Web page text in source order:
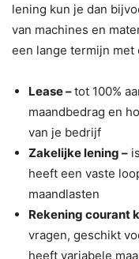
lening kun je dan
van machines en
een lange termijn met
Lease –tot 100%
maandbedrag en
van je bedrijf
Zakelijke lening –
heeft een vaste
maandlasten
Rekening courant
vragen, geschikt
heeft variabele